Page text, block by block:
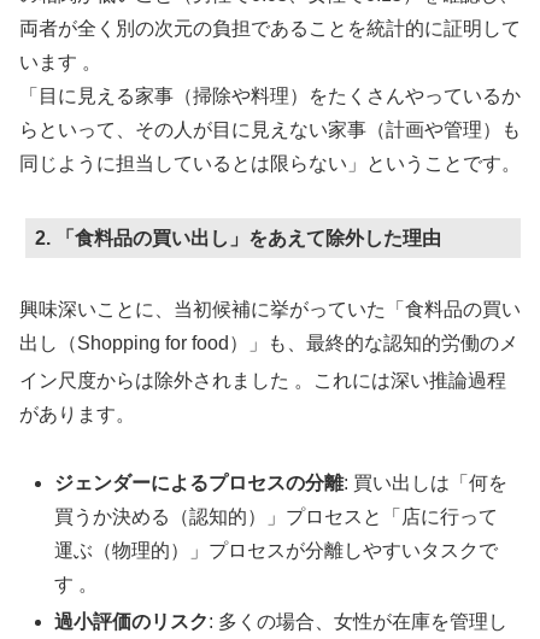
両者が全く別の次元の負担であることを統計的に証明して
います 。
「目に見える家事（掃除や料理）をたくさんやっているか
らといって、その人が目に見えない家事（計画や管理）も
同じように担当しているとは限らない」ということです。
2. 「食料品の買い出し」をあえて除外した理由
興味深いことに、当初候補に挙がっていた「食料品の買い
出し（Shopping for food）」も、最終的な認知的労働のメ
イン尺度からは除外されました 。これには深い推論過程
があります。
ジェンダーによるプロセスの分離: 買い出しは「何を
買うか決める（認知的）」プロセスと「店に行って
運ぶ（物理的）」プロセスが分離しやすいタスクで
す 。
過小評価のリスク: 多くの場合、女性が在庫を管理し